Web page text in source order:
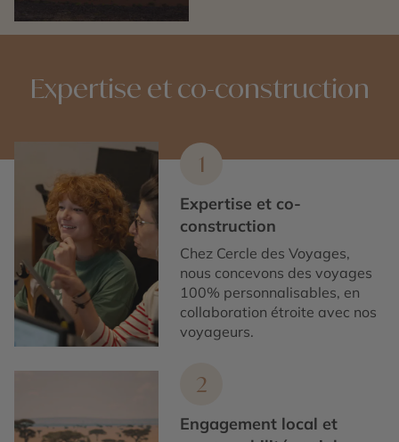
Expertise et co-construction
1
Expertise et co-
construction
Chez Cercle des Voyages,
nous concevons des voyages
100% personnalisables, en
collaboration étroite avec nos
voyageurs.
2
Engagement local et